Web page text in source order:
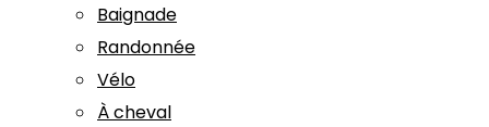
Baignade
Randonnée
Vélo
À cheval